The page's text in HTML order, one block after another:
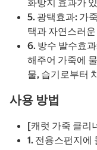
화방지 효과가
5. 광택효과: 가
택과 자연스러
6. 방수 발수효
해주어 가죽에
물, 습기로부터
사용 방법
[캐럿 가죽 클리
1. 전용스펀지에